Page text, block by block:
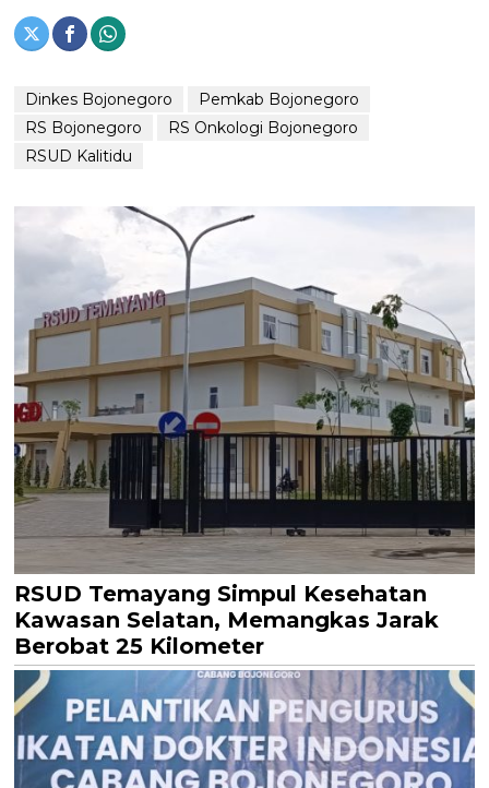
Dinkes Bojonegoro
Pemkab Bojonegoro
RS Bojonegoro
RS Onkologi Bojonegoro
RSUD Kalitidu
RSUD Temayang Simpul Kesehatan
Kawasan Selatan, Memangkas Jarak
Berobat 25 Kilometer